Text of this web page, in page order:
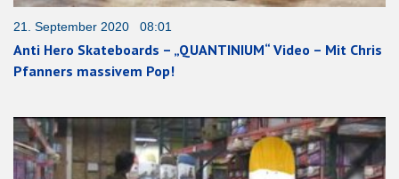
21. September 2020 08:01
Anti Hero Skateboards – „QUANTINIUM“ Video – Mit Chris
Pfanners massivem Pop!